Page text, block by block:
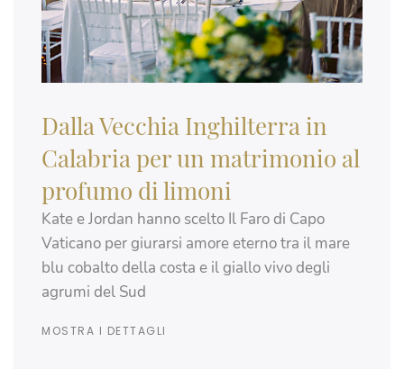
Dalla Vecchia Inghilterra in
Calabria per un matrimonio al
profumo di limoni
Kate e Jordan hanno scelto Il Faro di Capo
Vaticano per giurarsi amore eterno tra il mare
blu cobalto della costa e il giallo vivo degli
agrumi del Sud
MOSTRA I DETTAGLI